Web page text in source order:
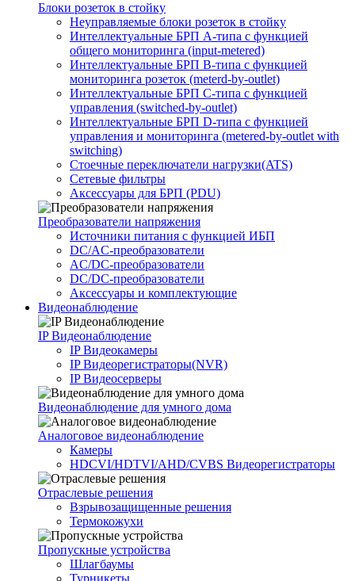
Блоки розеток в стойку
Неуправляемые блоки розеток в стойку
Интеллектуальные БРП А-типа с функцией
общего мониторинга (input-metered)
Интеллектуальные БРП B-типа с функцией
мониторинга розеток (meterd-by-outlet)
Интеллектуальные БРП C-типа с функцией
управления (switched-by-outlet)
Интеллектуальные БРП D-типа с функцией
управления и мониторинга (metered-by-outlet with
switching)
Стоечные переключатели нагрузки(ATS)
Сетевые фильтры
Аксессуары для БРП (PDU)
Преобразователи напряжения
Источники питания c функцией ИБП
DC/AC-преобразователи
AC/DC-преобразователи
DC/DC-преобразователи
Аксессуары и комплектующие
Видеонаблюдение
IP Видеонаблюдение
IP Видеокамеры
IP Видеорегистраторы(NVR)
IP Видеосерверы
Видеонаблюдение для умного дома
Аналоговое видеонаблюдение
Камеры
HDCVI/HDTVI/AHD/CVBS Видеорегистраторы
Отраслевые решения
Взрывозащищенные решения
Термокожухи
Пропускные устройства
Шлагбаумы
Турникеты